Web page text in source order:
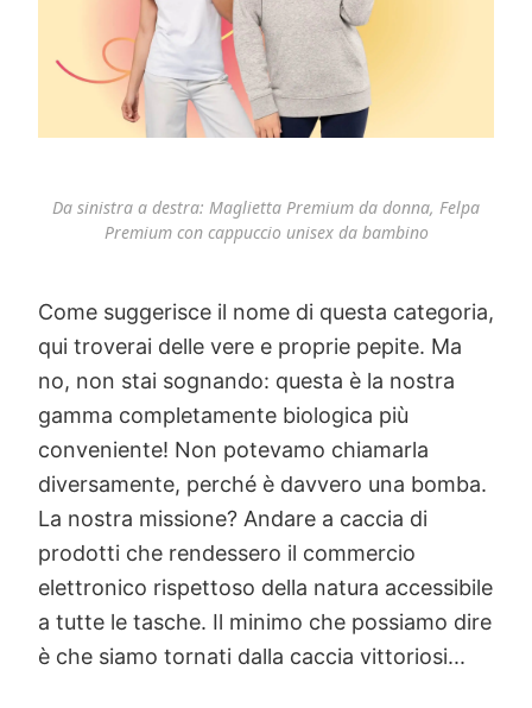
Da sinistra a destra: Maglietta Premium da donna, Felpa
Premium con cappuccio unisex da bambino
Come suggerisce il nome di questa categoria,
qui troverai delle vere e proprie pepite. Ma
no, non stai sognando: questa è la nostra
gamma completamente biologica più
conveniente! Non potevamo chiamarla
diversamente, perché è davvero una bomba.
La nostra missione? Andare a caccia di
prodotti che rendessero il commercio
elettronico rispettoso della natura accessibile
a tutte le tasche. Il minimo che possiamo dire
è che siamo tornati dalla caccia vittoriosi...